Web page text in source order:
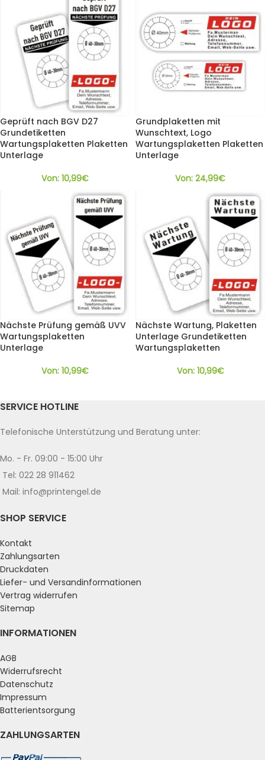
Geprüft nach BGV D27
Grundetiketten
Wartungsplaketten Plaketten
Unterlage
Von: 10,99€
Grundplaketten mit
Wunschtext, Logo
Wartungsplaketten Plaketten
Unterlage
Von: 24,99€
Nächste Prüfung gemäß UVV
Wartungsplaketten
Unterlage
Von: 10,99€
Nächste Wartung, Plaketten
Unterlage Grundetiketten
Wartungsplaketten
Von: 10,99€
SERVICE HOTLINE
Telefonische Unterstützung und Beratung unter:
Mo. - Fr. 09:00 - 15:00 Uhr
Tel: 022 28 911462
Mail: info@printengel.de
SHOP SERVICE
Kontakt
Zahlungsarten
Druckdaten
Liefer- und Versandinformationen
Vertrag widerrufen
Sitemap
INFORMATIONEN
AGB
Widerrufsrecht
Datenschutz
Impressum
Batterientsorgung
ZAHLUNGSARTEN